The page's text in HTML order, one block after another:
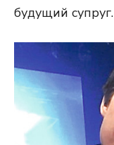
будущий супруг.